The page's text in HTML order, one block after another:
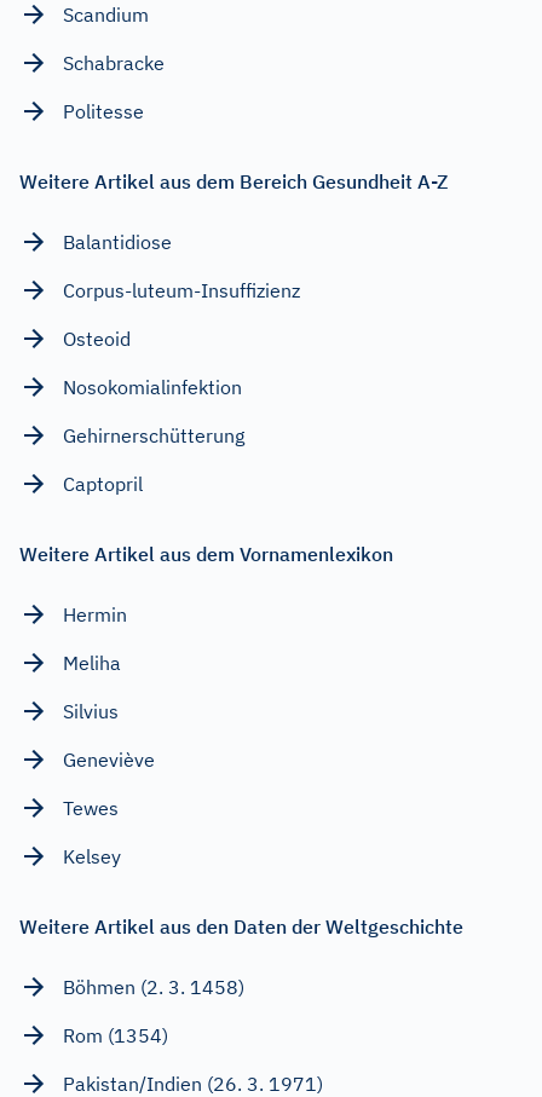
Scandium
Schabracke
Politesse
Weitere Artikel aus dem Bereich Gesundheit A-Z
Balantidiose
Corpus-luteum-Insuffizienz
Osteoid
Nosokomialinfektion
Gehirnerschütterung
Captopril
Weitere Artikel aus dem Vornamenlexikon
Hermin
Meliha
Silvius
Geneviève
Tewes
Kelsey
Weitere Artikel aus den Daten der Weltgeschichte
Böhmen (2. 3. 1458)
Rom (1354)
Pakistan/Indien (26. 3. 1971)